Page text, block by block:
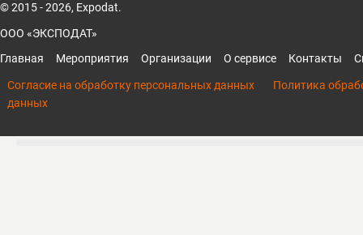
© 2015 - 2026, Expodat.
ООО «ЭКСПОДАТ»
Главная
Мероприятия Организации О сервисе Контакты
Согласие на обработку персональных данных
Политика
данных